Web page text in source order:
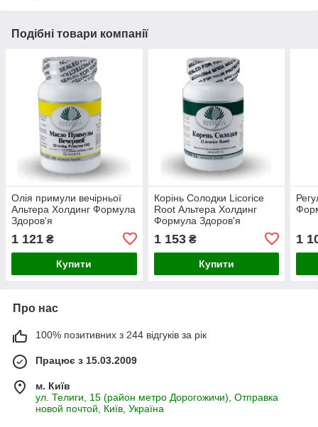
Подібні товари компанії
Олія примули вечірньої
Альтера Холдинг Формула
Здоров'я
1 121 ₴
Купити
Корінь Солодки Licorice
Root Альтера Холдинг
Формула Здоров'я
1 153₴
Купити
1
Про нас
100% позитивних з 244 відгуків за рік
Працює з 15.03.2009
м. Київ
ул. Телиги, 15 (район метро Дорогожичи), Отправка
новой почтой, Київ, Україна